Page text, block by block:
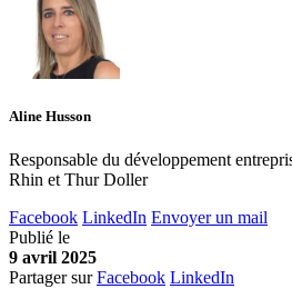
Aline Husson
Responsable du développement
Rhin et Thur Doller
Facebook LinkedIn Envoyer un mail
Publié le
9 avril 2025
Partager sur Facebook LinkedIn